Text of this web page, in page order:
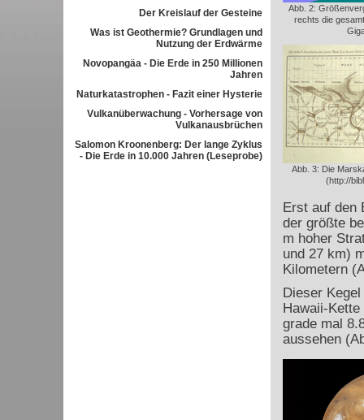
Der Kreislauf der Gesteine
Was ist Geothermie? Grundlagen und
Nutzung der Erdwärme
Novopangäa - Die Erde in 250 Millionen
Jahren
Naturkatastrophen - Fazit einer Hysterie
Vulkanüberwachung - Vorhersage von
Vulkanausbrüchen
Salomon Kroonenberg: Der lange Zyklus
- Die Erde in 10.000 Jahren (Leseprobe)
Abb. 2:
rechts die
Abb. 3: Die
(http://
Erst auf den
der größte
m hoher
und 27 km)
Kilometern
Dieser
Hawaii-
grade mal
aussehen